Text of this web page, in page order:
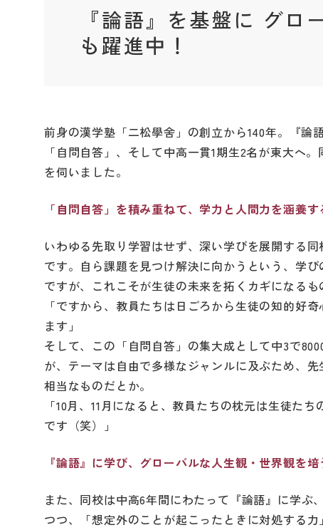
『論語』を基盤に グロ
も躍進中！
前身の漢学塾「二松學舍」の創立から140年。『論
「自問自答」、そして中高一貫1期生2名が東大へ
を伺いました。
「自問自答」を積み重ねて、学力と人間力を涵養す
いわゆる先取り学習はせず、深い学びを展開する同
です。自ら課題を見つけ解決に向かうという、学
ですが、これこそが生徒の未来を拓くカギになるも
「ですから、教員たちは日ごろから生徒の知的好
ます」
そして、この「自問自答」の集大成として中3で
が、テーマは自由で多様なジャンルに及ぶため、
相当なものだとか。
「10月、11月になると、教員たちの枕元は生徒た
です（笑）」
『論語』に学び、グローバルな人生観・世界観を培
また、同校は中高6年間にわたって『論語』に学
つつ、「想定外のことが起こったときに対処する